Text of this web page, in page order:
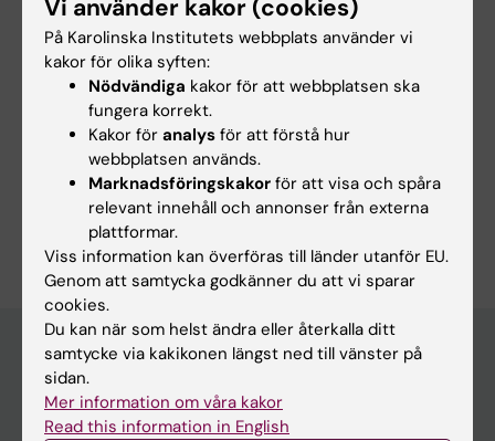
Gollub RL; Govind V; Graven-Nielsen T;
Hakansson G; Hales T; Haswell C; Heukamp NJ;
Hu L; Huang L; Hussain A; Jensen K; Kircher T;
Kremen WS; Leehr EJ; Lindquist M; Loggia ML;
Lotze M; Martucci KT; Meeker TJ; Meinert S;
Millard SK; Morey RA; Murillo C; Nees F;
Nenadic I; Park HRP; Peng X; Ploner M; Pujol J;
Robayo LE; Salan T; Seminowicz DA; Serian A;
Slater R; Stein F; Stevens J; Strauss S; Sun D;
Vachon-Presseau E; Valdes-Hernandez PA;
Vanneste S; Vernon M; Verriotis M; Wager TD;
Widerstrom-Noga E; Woodbury A; Zeidan F;
Bhatt RR; Ching CRK; Haddad E; Thomopoulos
SI; Thompson PM; Gustin SM
M; Fransson P
Alla författare
Forskningsområden:
Neurovetenskaper
Pediatrik
Radiologi och bildbehandling
Är du Gustaf Håkansson?
Redigera din profil
Huvudmeny
Utbildning
Vi använder kakor (cookies)
På Karolinska Institutets webbplats använder vi
kakor för olika syften:
Nödvändiga kakor för att webbplatsen ska
fungera korrekt.
Kakor för analys för att förstå hur
webbplatsen används.
Marknadsföringskakor för att visa och spåra
relevant innehåll och annonser från externa
plattformar.
Viss information kan överföras till länder utanför EU.
Genom att samtycka godkänner du att vi sparar
cookies.
Du kan när som helst ändra eller återkalla ditt
samtycke via kakikonen längst ned till vänster på
sidan.
Mer information om våra kakor
Read this information in English